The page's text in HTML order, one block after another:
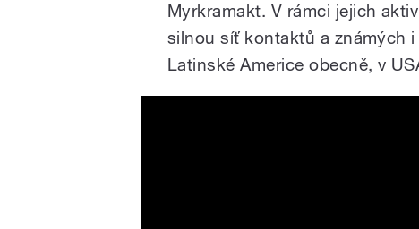
Myrkramakt. V rámci jejich
silnou síť kontaktů a známých
Latinské Americe obecně, v